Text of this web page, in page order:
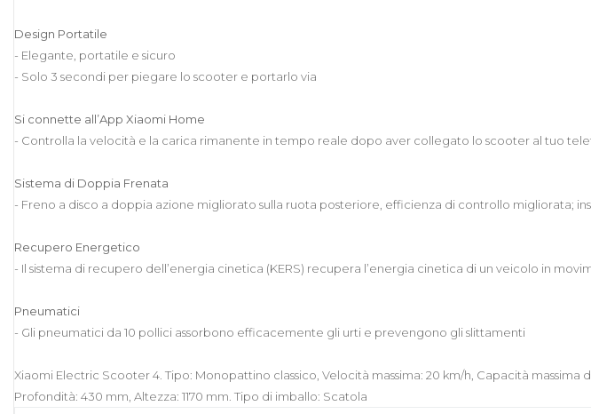
Design Portatile
- Elegante, portatile e sicuro
- Solo 3 secondi per piegare lo scooter e portarlo via
Si connette all’App Xiaomi Home
- Controlla la velocità e la carica rimanente in tempo reale dopo aver collegato lo scooter al tuo
Sistema di Doppia Frenata
- Freno a disco a doppia azione migliorato sulla ruota posteriore, efficienza di controllo migliorata;
Recupero Energetico
- Il sistema di recupero dell’energia cinetica (KERS) recupera l’energia cinetica di un veicolo in
Pneumatici
- Gli pneumatici da 10 pollici assorbono efficacemente gli urti e prevengono gli slittamenti
Xiaomi Electric Scooter 4. Tipo: Monopattino classico, Velocità massima: 20 km/h, Capacità massima
Profondità: 430 mm, Altezza: 1170 mm. Tipo di imballo: Scatola